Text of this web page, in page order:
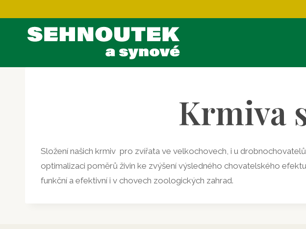
Krmiva
Složení našich krmiv pro zvířata ve velkochovech, i u
optimalizaci poměrů živin ke zvýšení výsledného chovatelského
funkční a efektivní i v chovech zoologických zahrad.